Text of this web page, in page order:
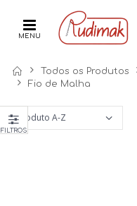
MENU
Todos os Produtos
Fio de Malha
FILTROS